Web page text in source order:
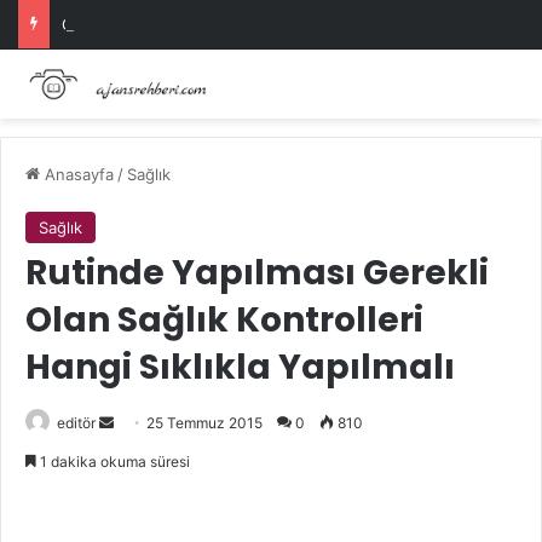
Öğrenciler İçin Başarıyı Artıran Yöntemler
Anasayfa / Sağlık
Sağlık
Rutinde Yapılması Gerekli
Olan Sağlık Kontrolleri
Hangi Sıklıkla Yapılmalı
editör
Bir
25 Temmuz 2015 0 810
1 dakika okuma süresi